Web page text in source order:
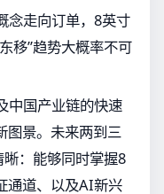
念走向订单，8英寸
移”趋势大概率不可
中国产业链的快速
图景。未来两到三
晰：能够同时掌握8
通道、以及AI新兴